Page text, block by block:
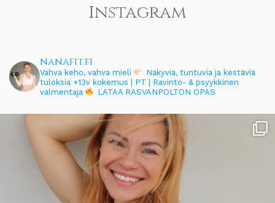
Instagram
nanafit.fi
Vahva keho, vahva mieli
Näkyviä, tuntuvia ja kestäviä
tuloksia +13v kokemus | PT | Ravinto- & psyykkinen
valmentaja
LATAA RASVANPOLTON OPAS